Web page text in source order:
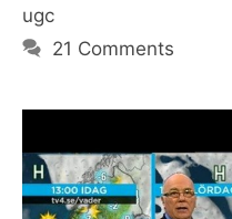
ugc
21 Comments